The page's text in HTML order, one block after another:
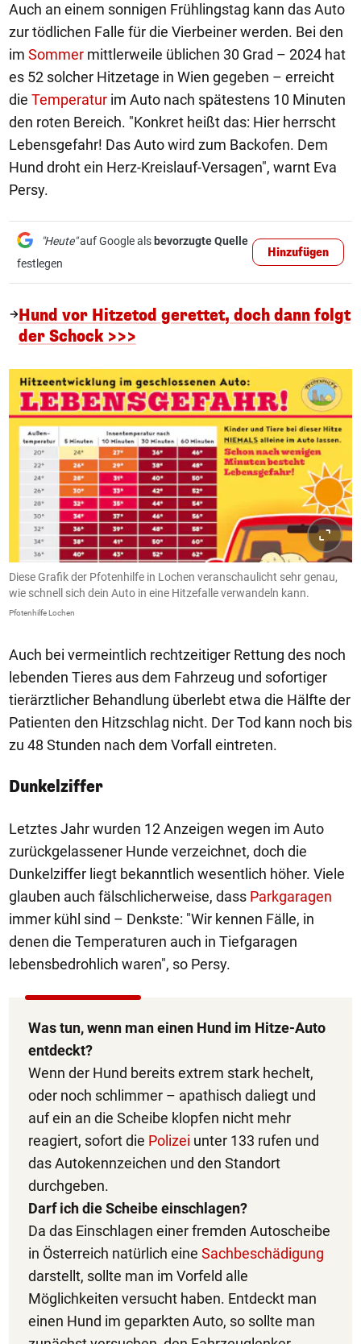
Auch an einem sonnigen Frühlingstag kann das Auto
zur tödlichen Falle für die Vierbeiner werden. Bei den
im Sommer mittlerweile üblichen 30 Grad – 2024 hat
es 52 solcher Hitzetage in Wien gegeben – erreicht
die Temperatur im Auto nach spätestens 10 Minuten
den roten Bereich. "Konkret heißt das: Hier herrscht
Lebensgefahr! Das Auto wird zum Backofen. Dem
Hund droht ein Herz-Kreislauf-Versagen", warnt Eva
Persy.
"Heute"auf Google als bevorzugte Quelle
festlegen
Hinzufügen
Hund vor Hitzetod gerettet, doch dann folgt
der Schock >>>
Diese Grafik der Pfotenhilfe in Lochen veranschaulicht sehr genau,
wie schnell sich dein Auto in eine Hitzefalle verwandeln kann.
Pfotenhilfe Lochen
Auch bei vermeintlich rechtzeitiger Rettung des noch
lebenden Tieres aus dem Fahrzeug und sofortiger
tierärztlicher Behandlung überlebt etwa die Hälfte der
Patienten den Hitzschlag nicht. Der Tod kann noch bis
zu 48 Stunden nach dem Vorfall eintreten.
Dunkelziffer
Letztes Jahr wurden 12 Anzeigen wegen im Auto
zurückgelassener Hunde verzeichnet, doch die
Dunkelziffer liegt bekanntlich wesentlich höher. Viele
glauben auch fälschlicherweise, dass Parkgaragen
immer kühl sind – Denkste: "Wir kennen Fälle, in
denen die Temperaturen auch in Tiefgaragen
lebensbedrohlich waren", so Persy.
Was tun, wenn man einen Hund im Hitze-Auto
entdeckt?
Wenn der Hund bereits extrem stark hechelt,
oder noch schlimmer – apathisch daliegt und
auf ein an die Scheibe klopfen nicht mehr
reagiert, sofort die Polizei unter 133 rufen und
das Autokennzeichen und den Standort
durchgeben.
Darf ich die Scheibe einschlagen?
Da das Einschlagen einer fremden Autoscheibe
in Österreich natürlich eine Sachbeschädigung
darstellt, sollte man im Vorfeld alle
Möglichkeiten versucht haben. Entdeckt man
einen Hund im geparkten Auto, so sollte man